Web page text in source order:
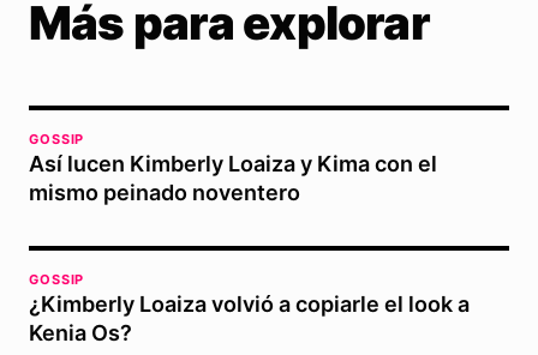
Más para explorar
GOSSIP
Así lucen Kimberly Loaiza y Kima con el
mismo peinado noventero
GOSSIP
¿Kimberly Loaiza volvió a copiarle el look a
Kenia Os?